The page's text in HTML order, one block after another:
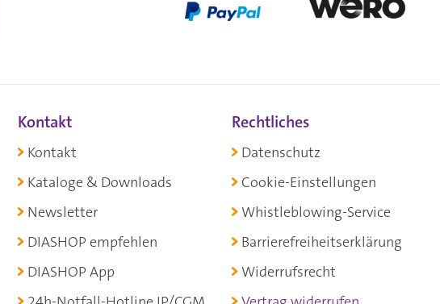
Kontakt
Kontakt
Kataloge & Downloads
Newsletter
DIASHOP empfehlen
DIASHOP App
Rechtliches
Datenschutz
Cookie-Einstellungen
Whistleblowing-Service
Barrierefreiheitserklärung
Widerrufsrecht